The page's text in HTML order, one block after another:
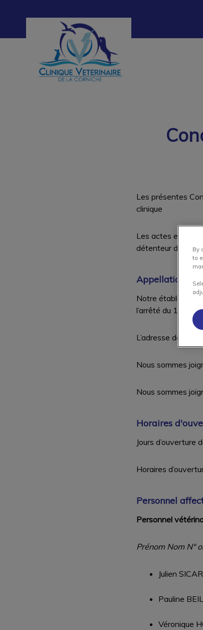
Page d'accueil de Clinique
Les présentes
clinique
Les actes
détenteur de
Appellation du
Notre
l’arrêté du 13
L’adresse de
Nous sommes
Nous sommes
Horaires
Jours d’ouverture
Horaires
Personnel
Personnel
Prénom Nom N°
Julien
Pauline
Véronique
By
to